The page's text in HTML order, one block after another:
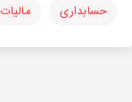
حسابداری مالیات